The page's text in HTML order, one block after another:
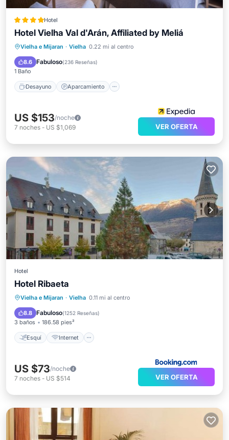
Hotel
Hotel Vielha Val d'Arán, Affiliated by Meliá
Vielha e Mijaran · Vielha 0.22 mi al centro
8.6 Fabuloso(236 Reseñas)
1 Baño
Desayuno Aparcamiento
Desayuno Aparcamiento
Spa
US $153/noche
7 noches - US $1,069 VER OFERTA
Hotel
Hotel Ribaeta
Vielha e Mijaran · Vielha 0.11 mi al centro
8.8 Fabuloso(1252 Reseñas)
3 baños 186.58 pies²
Esquí Internet
Esquí
Internet
Se admiten mascotas
US $73/noche
7 noches - US $514 VER OFERTA